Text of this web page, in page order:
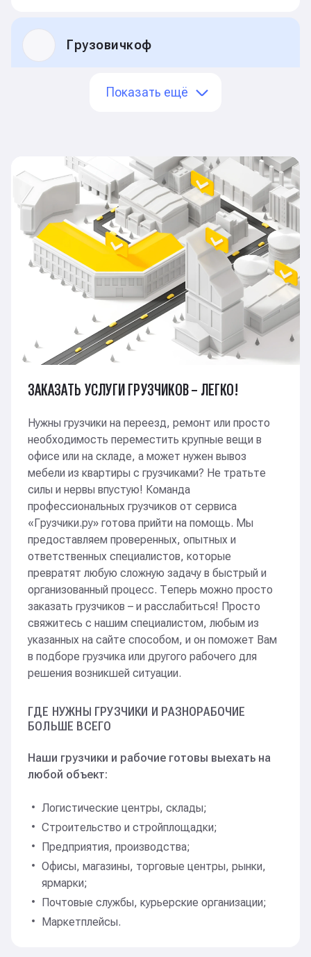
Грузовичкоф
на любые работы и адреса
Убирали снег на всей территории. 30 человек
работали в две смены
МЦК
Копали, укладывали щебень, готовили землю
к укладке шпал и рельс
RODER
Монтировали павильоны и шатры (временные
Госдума
Вынесли старую мебель, занесли новую
и расставили по кабинетам
Лабромед
Разгружаем и носим мед. оборудование и мебель
для московских поликлиник
Black Star
Перевезли офис. Загрузили в машины, перевезли
и разгрузили
Убрали мусор. Разгрузили и отнесли
стройматериалы и окна по этажам
Прогноз
Упаковали для переезда 4 этажа офисов
Показать ещё
ЗАКАЗАТЬ УСЛУГИ ГРУЗЧИКОВ – ЛЕГКО!
Нужны грузчики на переезд, ремонт или просто
необходимость переместить крупные вещи в
офисе или на складе, а может нужен вывоз
мебели из квартиры с грузчиками? Не тратьте
силы и нервы впустую! Команда
профессиональных грузчиков от сервиса
«Грузчики.ру» готова прийти на помощь. Мы
предоставляем проверенных, опытных и
ответственных специалистов, которые
превратят любую сложную задачу в быстрый и
организованный процесс. Теперь можно просто
заказать грузчиков – и расслабиться! Просто
свяжитесь с нашим специалистом, любым из
указанных на сайте способом, и он поможет Вам
в подборе грузчика или другого рабочего для
решения возникшей ситуации.
ГДЕ НУЖНЫ ГРУЗЧИКИ И РАЗНОРАБОЧИЕ
БОЛЬШЕ ВСЕГО
Наши грузчики и рабочие готовы выехать на
любой объект:
Логистические центры, склады;
Строительство и стройплощадки;
Предприятия, производства;
Офисы, магазины, торговые центры, рынки,
ярмарки;
Почтовые службы, курьерские организации;
Маркетплейсы.